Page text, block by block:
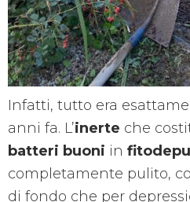
Infatti, tutto era
anni fa. L’inerte che
batteri buoni in
completamente pulito,
di fondo che per